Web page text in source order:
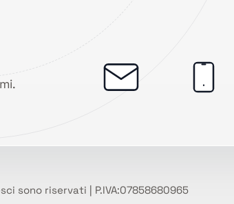
sono riservati | P.IVA:07858680965